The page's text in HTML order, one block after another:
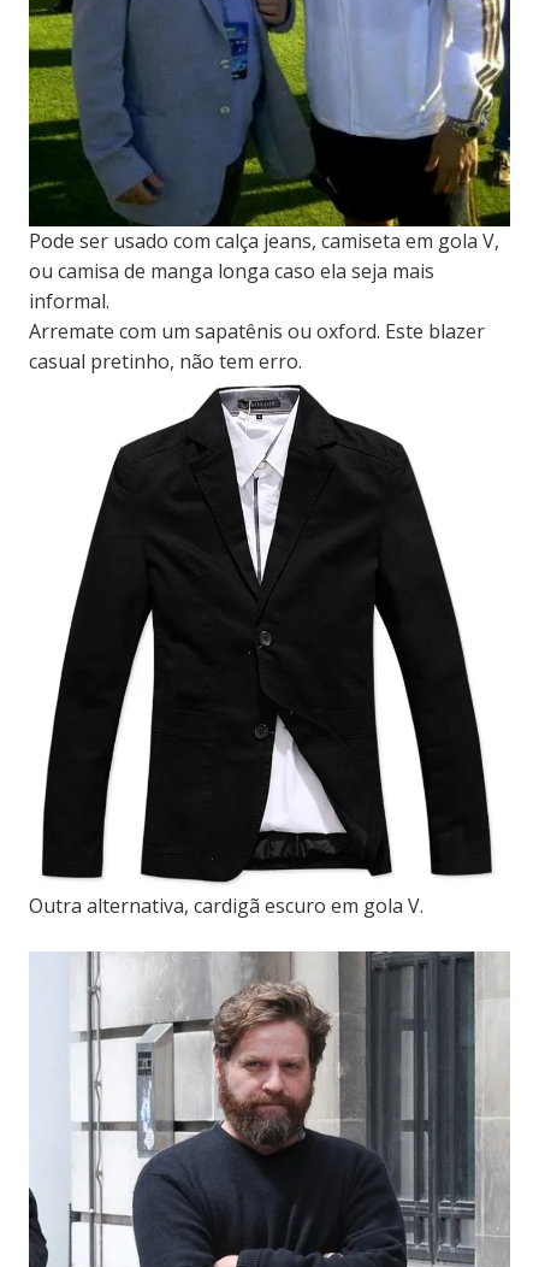
Pode ser usado com calça jeans, camiseta em gola V,
ou camisa de manga longa caso ela seja mais
informal.
Arremate com um sapatênis ou oxford. Este blazer
casual pretinho, não tem erro.
Outra alternativa, cardigã escuro em gola V.